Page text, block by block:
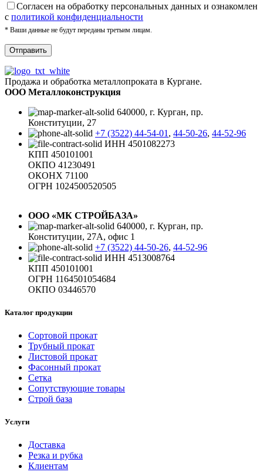
Cогласен на обработку персональных данных и ознакомлен
с политикой конфиденциальности
* Ваши данные не будут переданы третьим лицам.
Продажа и обработка металлопроката в Кургане.
ООО Металлоконструкция
640000, г. Курган, пр.
Конституции, 27
+7 (3522) 44-54-01 , 44-50-26, 44-52-96
ИНН 4501082273
КПП 450101001
ОКПО 41230491
ОКОНХ 71100
ОГРН 1024500520505
ООО «МК СТРОЙБАЗА»
640000, г. Курган, пр.
Конституции, 27А, офис 1
+7 (3522) 44-50-26, 44-52-96
ИНН 4513008764
КПП 450101001
ОГРН 1164501054684
ОКПО 03446570
Каталог продукции
Сортовой прокат
Трубный прокат
Листовой прокат
Фасонный прокат
Сетка
Сопутствующие товары
Строй база
Услуги
Доставка
Резка и рубка
Клиентам